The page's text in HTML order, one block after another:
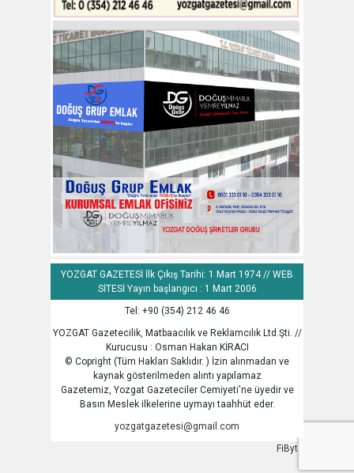
YOZGAT GAZETESİ İlk Çıkış Tarihi: 1 Mart 1974 // WEB
SİTESİ Yayın başlangıcı : 1 Mart 2006
Tel: +90 (354) 212 46 46
YOZGAT Gazetecilik, Matbaacılık ve Reklamcılık Ltd.Şti. //
Kurucusu : Osman Hakan KİRACI
© Copright (Tüm Hakları Saklıdır. ) İzin alınmadan ve
kaynak gösterilmeden alıntı yapılamaz
Gazetemiz, Yozgat Gazeteciler Cemiyeti'ne üyedir ve
Basın Meslek ilkelerine uymayı taahhüt eder.
yozgatgazetesi@gmail.com
FiByte